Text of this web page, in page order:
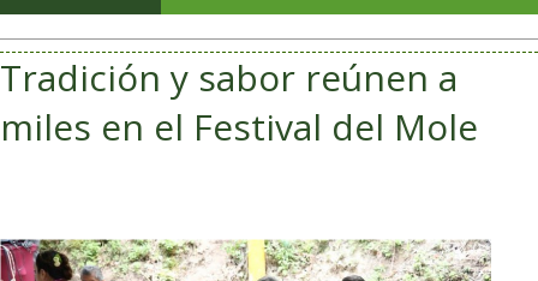
Tradición y sabor reúnen a
miles en el Festival del Mole